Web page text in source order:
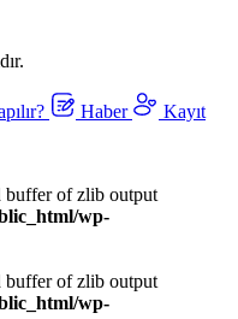
Haber
Kayıt
buffer of zlib output
wp-
buffer of zlib output
wp-